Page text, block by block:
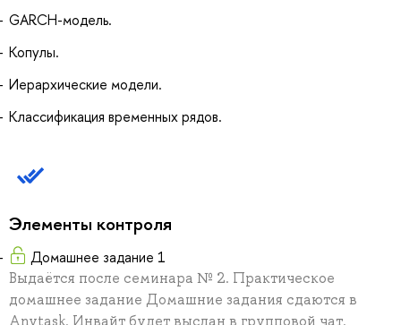
GARCH-модель.
Копулы.
Иерархические модели.
Классификация временных рядов.
Элементы контроля
Домашнее задание 1
Выдаётся после семинара № 2. Практическое
домашнее задание Домашние задания сдаются в
Anytask. Инвайт будет выслан в групповой чат.